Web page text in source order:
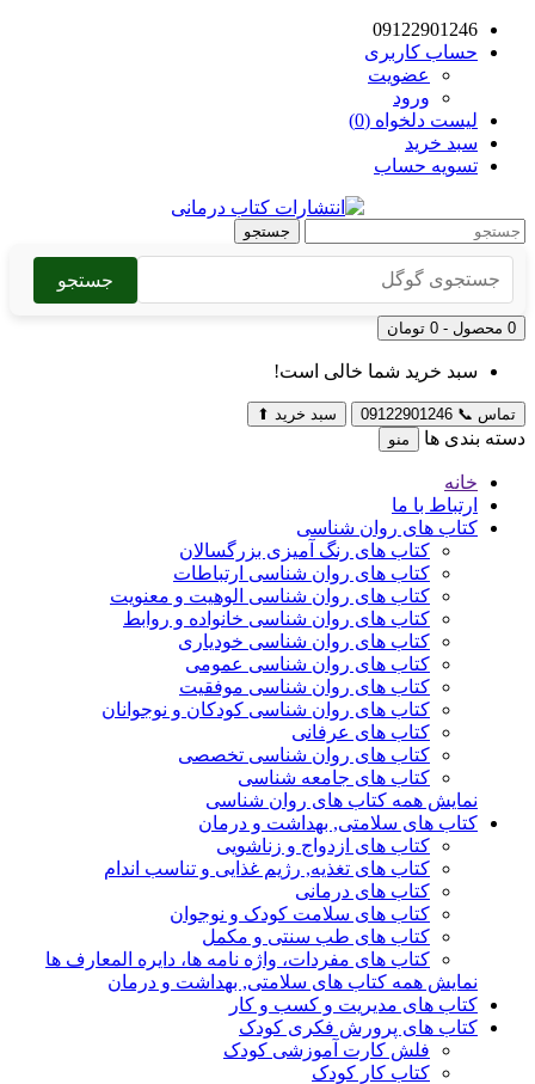
09122901246
حساب کاربری
عضویت
ورود
لیست دلخواه (0)
سبد خرید
تسویه حساب
جستجو
جستجو
0 محصول - 0 تومان
سبد خرید شما خالی است!
تماس 📞
09122901246 سبد خرید ⬆
دسته بندی ها منو
خانه
ارتباط با ما
کتاب های روان شناسی
کتاب های رنگ آمیزی بزرگسالان
کتاب های روان شناسی ارتباطات
کتاب های روان شناسی الوهیت و معنویت
کتاب های روان شناسی خانواده و روابط
کتاب های روان شناسی خودیاری
کتاب های روان شناسی عمومی
کتاب های روان شناسی موفقیت
کتاب های روان شناسی کودکان و نوجوانان
کتاب های عرفانی
کتاب های روان شناسی تخصصی
کتاب های جامعه شناسی
نمایش همه کتاب های روان شناسی
کتاب های سلامتی, بهداشت و درمان
کتاب های ازدواج و زناشویی
کتاب های تغذیه, رژیم غذایی و تناسب اندام
کتاب های درمانی
کتاب های سلامت کودک و نوجوان
کتاب های طب سنتی و مکمل
کتاب های مفردات، واژه نامه ها، دایره المعارف ها
نمایش همه کتاب های سلامتی, بهداشت و درمان
کتاب های مدیریت و کسب و کار
کتاب های پرورش فکری کودک
فلش کارت آموزشی کودک
کتاب کار کودک